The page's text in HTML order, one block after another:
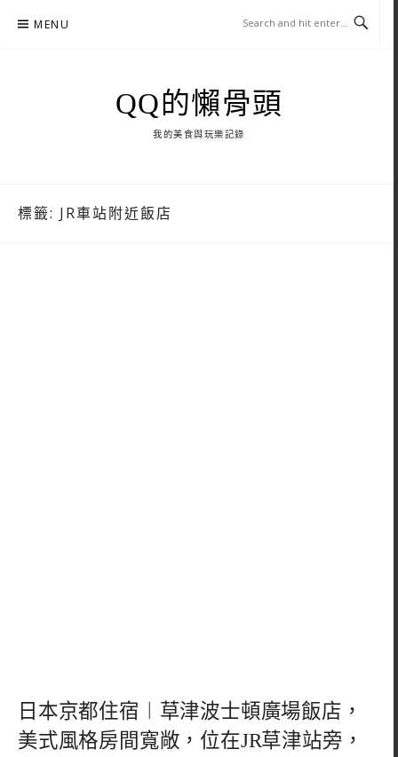
MENU
QQ的懶骨頭
我的美食與玩樂記錄
標籤: JR車站附近飯店
日本京都住宿︱草津波士頓廣場飯店，
美式風格房間寬敞，位在JR草津站旁，